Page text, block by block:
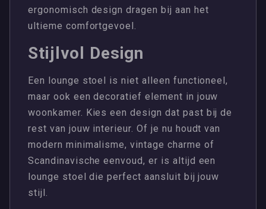
ergonomisch design dragen bij aan het
ultieme comfortgevoel.
Stijlvol Design
Een lounge stoel is niet alleen functioneel,
maar ook een decoratief element in jouw
woonkamer. Kies een design dat past bij de
rest van jouw interieur. Of je nu houdt van
modern minimalisme, vintage charme of
Scandinavische eenvoud, er is altijd een
lounge stoel die perfect aansluit bij jouw
stijl.